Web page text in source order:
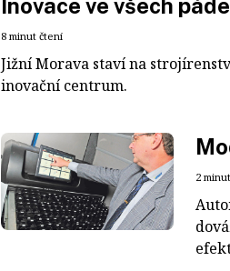
Inovace ve všech
8 minut čtení
Jižní Morava staví na
inovační centrum.
2